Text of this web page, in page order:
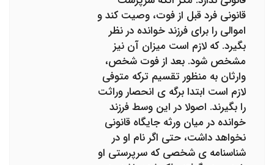
قانونی فرد قبل از فوت، وصیت کند و
اموالی را برای فرزند خوانده در نظر
بگیرد. که لازم است میزان آن نیز
مشخص شود. بعد از فوت شخص،
وارثان به منظور تقسیم ترکه متوفی
لازم است ابتدا برگه ی انحصار وراثت
را بگیرند. اصولا در این وسط فرزند
خوانده در میان ورثه جایگاه قانونی
نخواهد داشت، حتی اگر نام او در
شناسنامه ی شخصی که سرپرستی او